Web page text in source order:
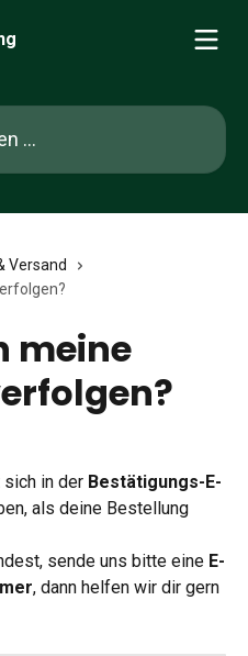
Versand
meine
in der Bestätigungs-E-
als deine Bestellung
sende uns bitte eine E-
, dann helfen wir dir gern